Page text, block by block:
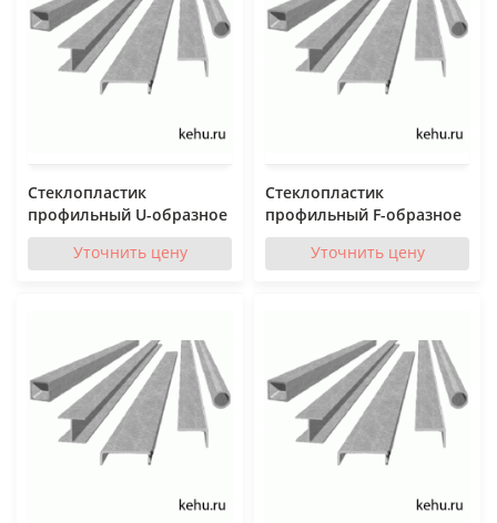
Стеклопластик
профильный U-образное
Уточнить цену
Стеклопластик
профильный F-образное
Уточнить цену